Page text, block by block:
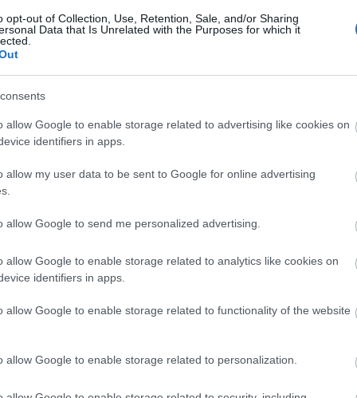
opt-out of Collection, Use, Retention, Sale, and/or Sharing
Data that Is Unrelated with the Purposes for which it
allow Google to enable storage related to advertising like cookies on
identifiers in apps.
allow my user data to be sent to Google for online advertising
allow Google to send me personalized advertising.
allow Google to enable storage related to analytics like cookies on
identifiers in apps.
allow Google to enable storage related to functionality of the website
allow Google to enable storage related to personalization.
közös
- Bűvésztalk #3 (Kiss V.
sorozata)
beszélgetés sorozatának harmadik vendége Nagy Molnár Dávid
A beszélgetést itt tudjátok megnézni:
»